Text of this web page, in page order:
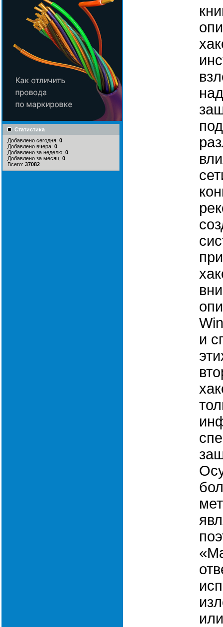
Статистика
Добавлено сегодня: 0
Добавлено вчера: 0
Добавлено за неделю: 0
Добавлено за месяц: 0
Всего: 37082
и